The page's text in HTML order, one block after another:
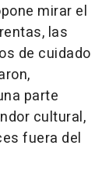
mirar el
las
de cuidado
parte
cultural,
fuera del